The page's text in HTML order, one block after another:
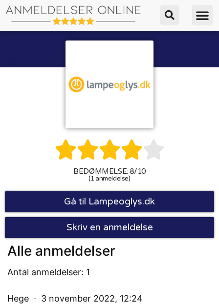

BEDØMMELSE: 8/10
(1 anmeldelse)
Gå til Lampeoglys.dk
Skriv en anmeldelse
Alle anmeldelser
Antal anmeldelser: 1
Hege 3 november 2022, 12:24